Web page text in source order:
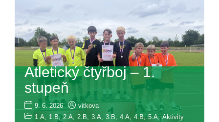
Atletický čtyřboj – 1.
stupeň
9. 6. 2026
vitkova
1.A
1.B, 2.A 2.B 3.A 3.B 4.A 4.B , 5.A, Aktivity